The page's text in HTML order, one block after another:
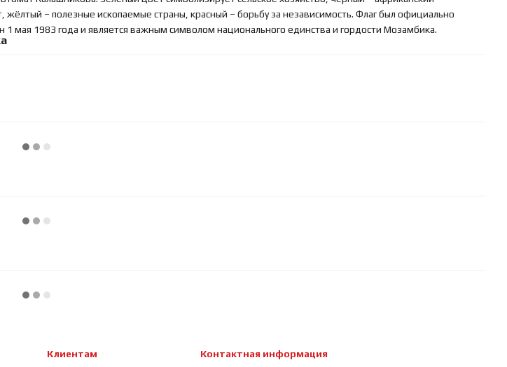
жёлтый – полезные ископаемые страны, красный – борьбу за независимость. Флаг был официально
1 мая 1983 года и является важным символом национального единства и гордости Мозамбика.
Клиентам Контактная информация